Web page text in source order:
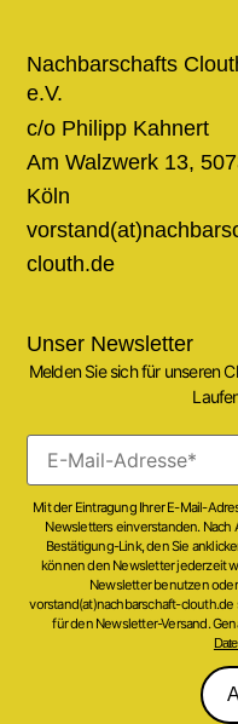
Nachbarschafts
e.V.
c/o Philipp Kahnert
Am Walzwerk 13,
Köln
clouth.de
Unser Newsletter
Melden Sie sich für unseren
Mit der Eintragung Ihrer E-Mail-
Newsletters einverstanden.
Bestätigung-Link, den Sie
können den Newsletter jederzeit
Newsletter benutzen
vorstand(at)nachbarschaft-
für den Newsletter-Versand.